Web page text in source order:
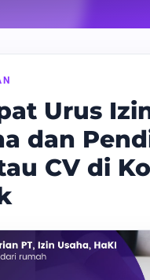
Urus
dan
CV di